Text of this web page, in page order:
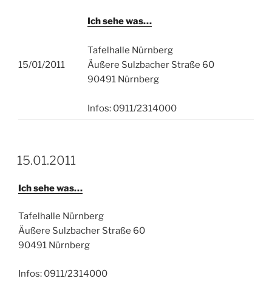
15/01/2011
Ich sehe was…
Tafelhalle Nürnberg
Äußere Sulzbacher Straße 60
90491 Nürnberg
Infos: 0911/2314000
15.01.2011
Ich sehe was…
Tafelhalle Nürnberg
Äußere Sulzbacher Straße 60
90491 Nürnberg
Infos: 0911/2314000